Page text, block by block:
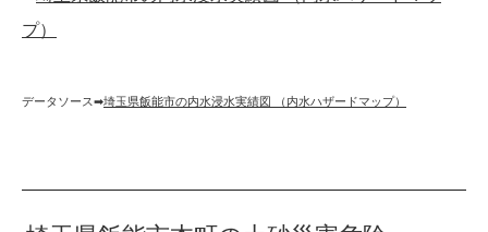
プ）
データソース➡︎埼玉県飯能市の内水浸水実績図 （内水ハザードマップ）